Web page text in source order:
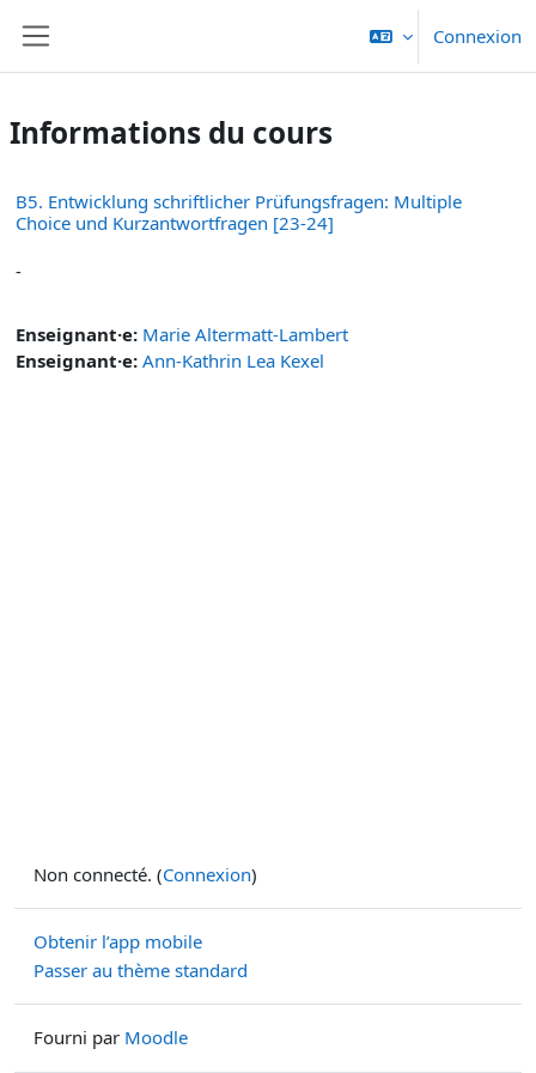
Connexion
Informations du cours
B5. Entwicklung schriftlicher Prüfungsfragen: Multiple
Choice und Kurzantwortfragen [23-24]
-
Enseignant·e: Marie Altermatt-Lambert
Enseignant·e: Ann-Kathrin Lea Kexel
Non connecté. (Connexion)
Obtenir l’app mobile
Passer au thème standard
Fourni par Moodle